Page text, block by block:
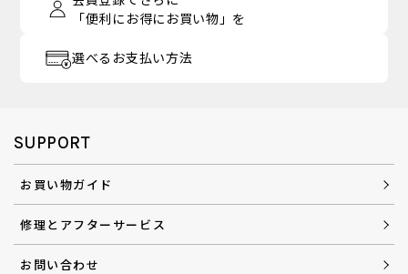
「便利にお得にお買い物」を
選べるお支払い方法
SUPPORT
お買い物ガイド
修理とアフターサービス
お問い合わせ